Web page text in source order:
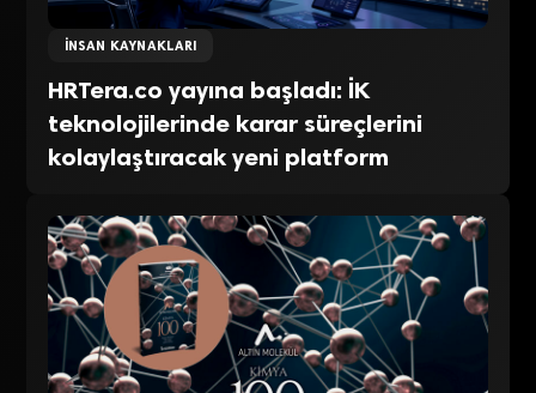
İNSAN KAYNAKLARI
HRTera.co yayına başladı: İK
teknolojilerinde karar süreçlerini
kolaylaştıracak yeni platform